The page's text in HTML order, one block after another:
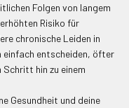
Folgen von langem
Risiko für
chronische Leiden in
einfach entscheiden, öfter
Schritt hin zu einem
Gesundheit und deine